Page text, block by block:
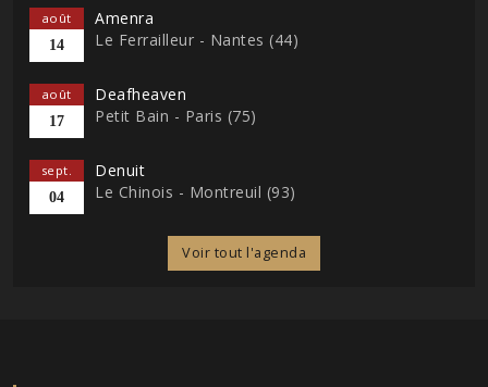
août
14
Amenra
Le Ferrailleur - Nantes (44)
août
17
Deafheaven
Petit Bain - Paris (75)
sept.
04
Denuit
Le Chinois - Montreuil (93)
Voir tout l'agenda